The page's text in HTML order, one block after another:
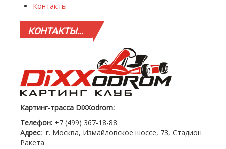
Контакты
КОНТАКТЫ…
Картинг-трасса DiXXodrom:
Телефон: +7 (499) 367-18-88
Адрес: г. Москва, Измайловское шоссе, 73, Стадион
Ракета